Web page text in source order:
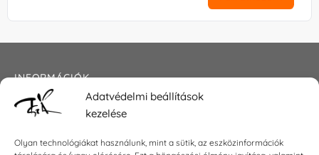
Adatvédelmi beállítások
kezelése
Olyan technológiákat használunk, mint a sütik, az eszközinformációk
INFORMÁCIÓK
Általános szerződési feltételek
Impresszum